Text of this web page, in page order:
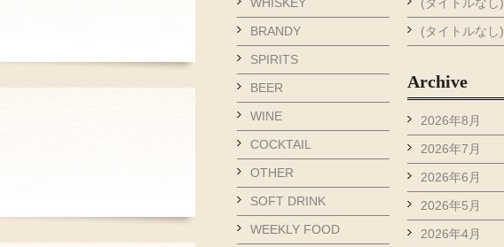
BRANDY
SPIRITS
BEER
WINE
COCKTAIL
OTHER
SOFT DRINK
WEEKLY FOOD
(タイトルなし)
Archive
2026年8月
2026年7月
2026年6月
2026年5月
2026年4月